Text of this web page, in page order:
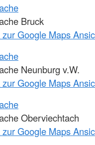
Bruck
zur Google Maps
Neunburg v.W.
zur Google Maps
Oberviechtach
zur Google Maps